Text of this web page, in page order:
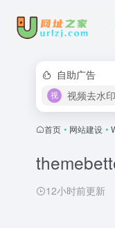
自助广告
视频去水印
首页 • 网站建设 •
12小时前更新